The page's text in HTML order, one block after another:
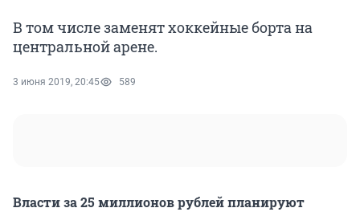
В том числе заменят хоккейные борта на
центральной арене.
3 июня 2019, 20:45 589
Власти за 25 миллионов рублей планируют